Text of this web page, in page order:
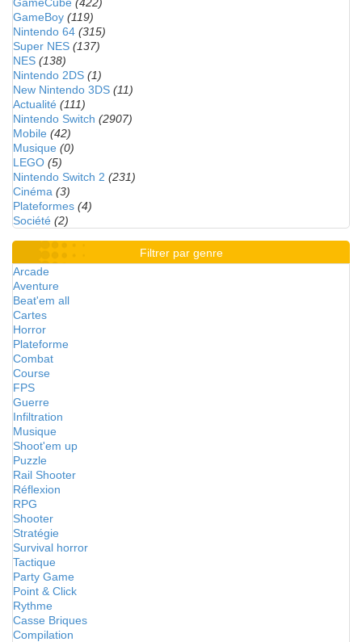
GameBoy (119)
Nintendo 64 (315)
Super NES (137)
NES (138)
Nintendo 2DS (1)
New Nintendo 3DS (11)
Actualité (111)
Nintendo Switch (2907)
Mobile (42)
Musique (0)
LEGO (5)
Nintendo Switch 2 (231)
Cinéma (3)
Plateformes (4)
Société (2)
Filtrer par genre
Arcade
Aventure
Beat'em all
Cartes
Horror
Plateforme
Combat
Course
FPS
Guerre
Infiltration
Musique
Shoot'em up
Puzzle
Rail Shooter
Réflexion
RPG
Shooter
Stratégie
Survival horror
Tactique
Party Game
Point & Click
Rythme
Casse Briques
Compilation